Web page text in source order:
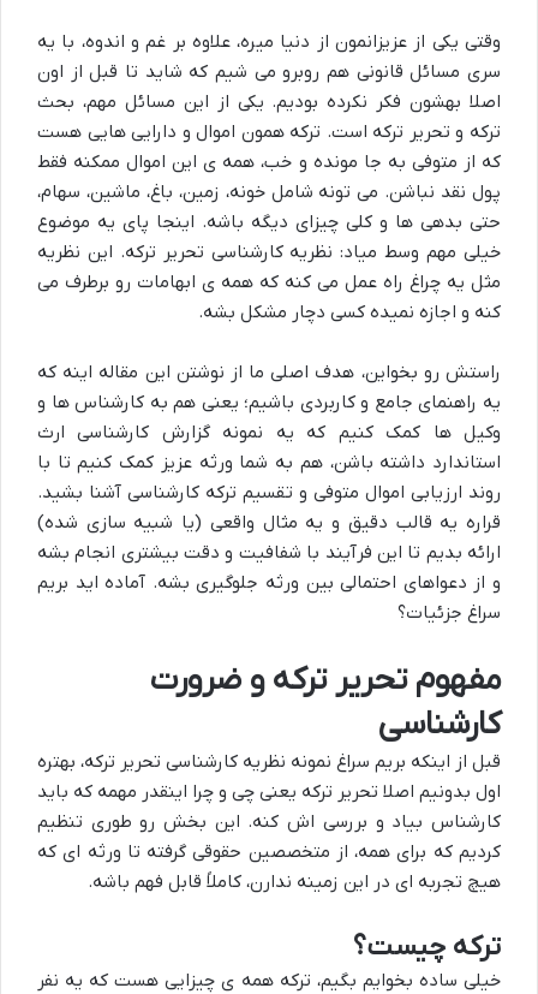
وقتی یکی از عزیزانمون از دنیا میره، علاوه بر غم و اندوه، با یه
سری مسائل قانونی هم روبرو می شیم که شاید تا قبل از اون
اصلا بهشون فکر نکرده بودیم. یکی از این مسائل مهم، بحث
ترکه و تحریر ترکه است. ترکه همون اموال و دارایی هایی هست
که از متوفی به جا مونده و خب، همه ی این اموال ممکنه فقط
پول نقد نباشن. می تونه شامل خونه، زمین، باغ، ماشین، سهام،
حتی بدهی ها و کلی چیزای دیگه باشه. اینجا پای یه موضوع
خیلی مهم وسط میاد: نظریه کارشناسی تحریر ترکه. این نظریه
مثل یه چراغ راه عمل می کنه که همه ی ابهامات رو برطرف می
کنه و اجازه نمیده کسی دچار مشکل بشه.
راستش رو بخواین، هدف اصلی ما از نوشتن این مقاله اینه که
یه راهنمای جامع و کاربردی باشیم؛ یعنی هم به کارشناس ها و
وکیل ها کمک کنیم که یه نمونه گزارش کارشناسی ارث
استاندارد داشته باشن، هم به شما ورثه عزیز کمک کنیم تا با
روند ارزیابی اموال متوفی و تقسیم ترکه کارشناسی آشنا بشید.
قراره یه قالب دقیق و یه مثال واقعی (یا شبیه سازی شده)
ارائه بدیم تا این فرآیند با شفافیت و دقت بیشتری انجام بشه
و از دعواهای احتمالی بین ورثه جلوگیری بشه. آماده اید بریم
سراغ جزئیات؟
مفهوم تحریر ترکه و ضرورت
کارشناسی
قبل از اینکه بریم سراغ نمونه نظریه کارشناسی تحریر ترکه، بهتره
اول بدونیم اصلا تحریر ترکه یعنی چی و چرا اینقدر مهمه که باید
کارشناس بیاد و بررسی اش کنه. این بخش رو طوری تنظیم
کردیم که برای همه، از متخصصین حقوقی گرفته تا ورثه ای که
هیچ تجربه ای در این زمینه ندارن، کاملاً قابل فهم باشه.
ترکه چیست؟
خیلی ساده بخوایم بگیم، ترکه همه ی چیزایی هست که یه نفر